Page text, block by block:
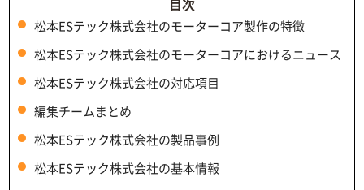
松本ESテック株式会社のモーターコア製作の特徴
松本ESテック株式会社のモーターコアにおけるニュース
松本ESテック株式会社の対応項目
編集チームまとめ
松本ESテック株式会社の製品事例
松本ESテック株式会社の基本情報